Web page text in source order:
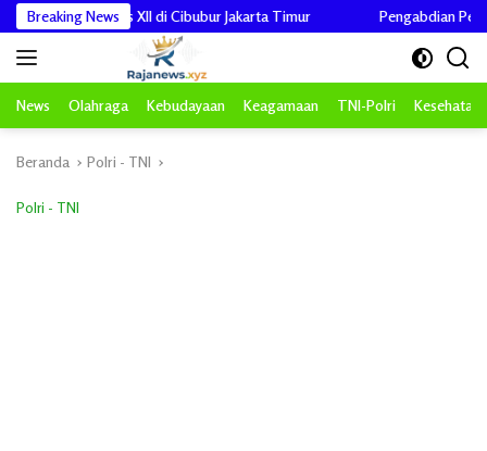
Langsung
ke
konten
Breaking News
Jamnas XII di Cibubur Jakarta Timur Pengabdian Penuh
News Olahraga Kebudayaan Keagamaan TNI-Polri Kesehatan
Beranda Polri - TNI
Polri - TNI